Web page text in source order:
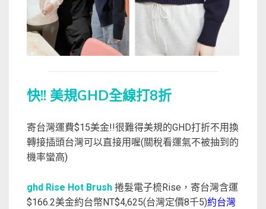
快!! 美規GHD全線打8折
寄台灣運費$15美金!!很難得美規的GHD打折不用換
轉接插頭台灣可以直接用喔(關稅看運氣不被抽到的
機率蠻高)
ghd Rise Hot Brush 捲髮電子梳Rise，寄台灣含運
$166.2美金約台幣NT$4,625(台灣定價8千5)約台灣